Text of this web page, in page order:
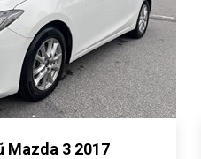
Mazda 3 2017